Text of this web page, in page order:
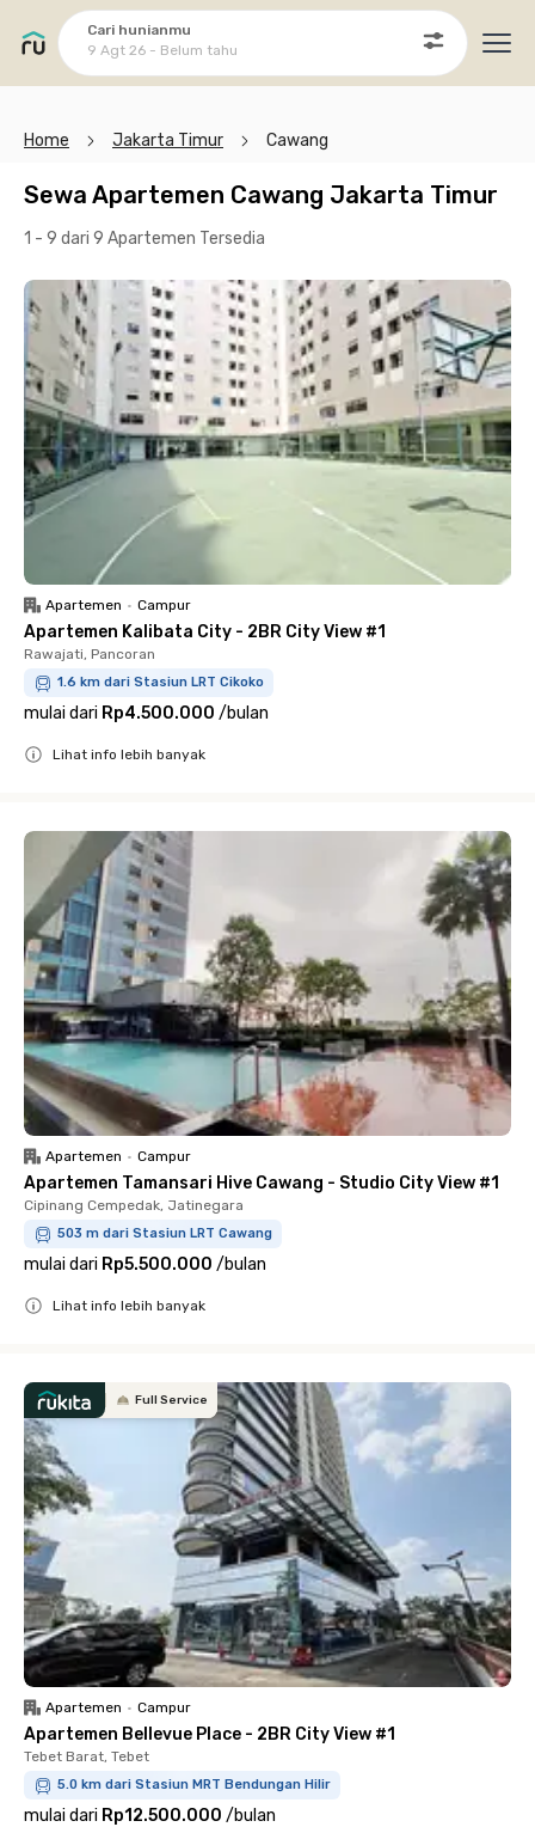
Cari hunianmu
9 Agt 26 - Belum tahu
Home Jakarta Timur Cawang
Sewa Apartemen Cawang Jakarta Timur
1 - 9 dari 9 Apartemen Tersedia
Apartemen • Campur
Apartemen Kalibata City - 2BR City View #1
Rawajati, Pancoran
1.6 km dari Stasiun LRT Cikoko
mulai dari Rp4.500.000 /bulan
Lihat info lebih banyak
Apartemen • Campur
Apartemen Tamansari Hive Cawang - Studio City View #1
Cipinang Cempedak, Jatinegara
503 m dari Stasiun LRT Cawang
mulai dari Rp5.500.000 /bulan
Lihat info lebih banyak
Full Service
Apartemen • Campur
Apartemen Bellevue Place - 2BR City View #1
Tebet Barat, Tebet
5.0 km dari Stasiun MRT Bendungan Hilir
mulai dari Rp12.500.000 /bulan